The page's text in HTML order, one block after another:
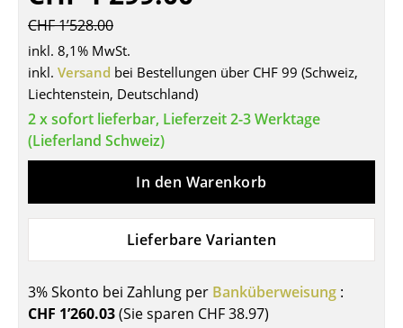
Sekretäre & PC-Tische
Konferenztische
Stehtische & Stehpulte
Kindertische
Gartentische
Servierwagen
Aufbewahren
CHF 1’528.00
inkl. 8,1% MwSt.
inkl. Versand bei Bestellungen über CHF 99 (Schweiz,
Liechtenstein, Deutschland)
2 x sofort lieferbar, Lieferzeit 2-3 Werktage
(Lieferland Schweiz)
In den Warenkorb
Lieferbare Varianten
3% Skonto bei Zahlung per Banküberweisung :
CHF 1’260.03(Sie sparen CHF 38.97)